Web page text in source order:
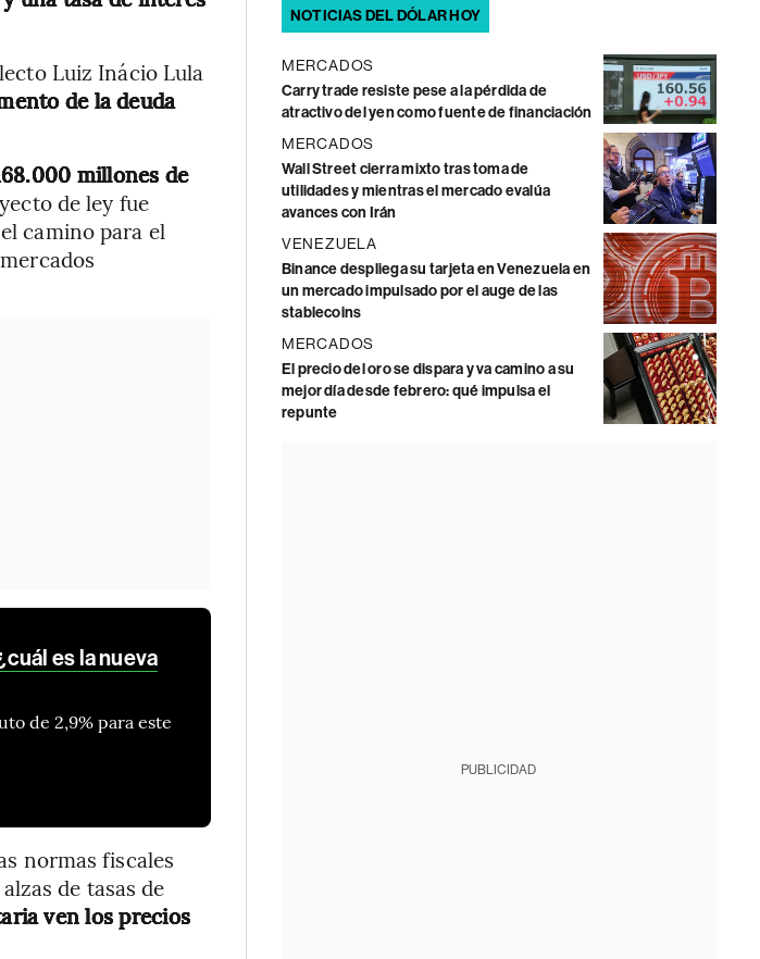
Luiz Inácio Lula
de la deuda
millones de
de ley fue
camino para el
es la nueva
de 2,9% para este
normas fiscales
de tasas de
ven los precios
NOTICIAS DEL DÓLAR HOY
MERCADOS
Carry trade resiste pese a la pérdida de
atractivo del yen como fuente de financiación
MERCADOS
Wall Street cierra mixto tras toma de
utilidades y mientras el mercado evalúa
avances con Irán
VENEZUELA
Binance despliega su tarjeta en Venezuela en
un mercado impulsado por el auge de las
stablecoins
MERCADOS
El precio del oro se dispara y va camino a su
mejor día desde febrero: qué impulsa el
repunte
PUBLICIDAD